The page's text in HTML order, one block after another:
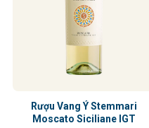
Rượu Vang Ý Stemmari
Moscato Siciliane IGT